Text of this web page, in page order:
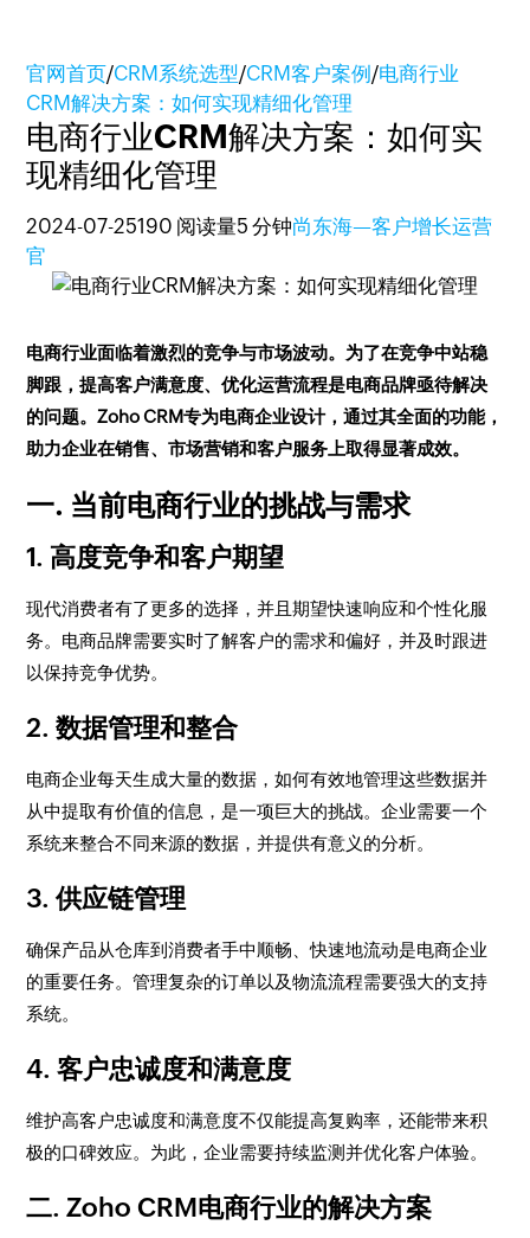
官网首页/CRM系统选型/CRM客户案例/电商行业
CRM解决方案：如何实现精细化管理
电商行业CRM解决方案：如何实
现精细化管理
2024-07-25190 阅读量5 分钟尚东海—客户增长运营
官
电商行业面临着激烈的竞争与市场波动。为了在竞争中站稳
脚跟，提高客户满意度、优化运营流程是电商品牌亟待解决
的问题。Zoho CRM专为电商企业设计，通过其全面的功能，
助力企业在销售、市场营销和客户服务上取得显著成效。
一. 当前电商行业的挑战与需求
1. 高度竞争和客户期望
现代消费者有了更多的选择，并且期望快速响应和个性化服
务。电商品牌需要实时了解客户的需求和偏好，并及时跟进
以保持竞争优势。
2. 数据管理和整合
电商企业每天生成大量的数据，如何有效地管理这些数据并
从中提取有价值的信息，是一项巨大的挑战。企业需要一个
系统来整合不同来源的数据，并提供有意义的分析。
3. 供应链管理
确保产品从仓库到消费者手中顺畅、快速地流动是电商企业
的重要任务。管理复杂的订单以及物流流程需要强大的支持
系统。
4. 客户忠诚度和满意度
维护高客户忠诚度和满意度不仅能提高复购率，还能带来积
极的口碑效应。为此，企业需要持续监测并优化客户体验。
二. Zoho CRM电商行业的解决方案